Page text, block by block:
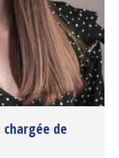
chargée de